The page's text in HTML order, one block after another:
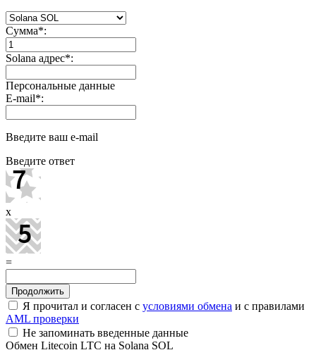
Сумма*:
Solana адрес*:
Персональные данные
E-mail*:
Введите ваш e-mail
Введите ответ
x
=
Я прочитал и согласен с условиями обмена и с правилами
AML проверки
Не запоминать введенные данные
Обмен Litecoin LTC на Solana SOL